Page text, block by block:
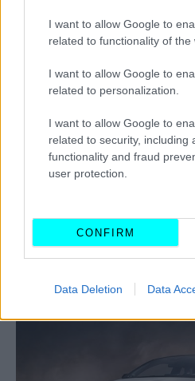
I want to allow Google to
related to functionality of the
I want to allow Google to
related to personalization.
I want to allow Google to
related to security, including
functionality and fraud
user protection.
CONFIRM
Data Deletion Data
ΔΙΑΒΑΣΤΕ ΕΠΙΣΗΣ